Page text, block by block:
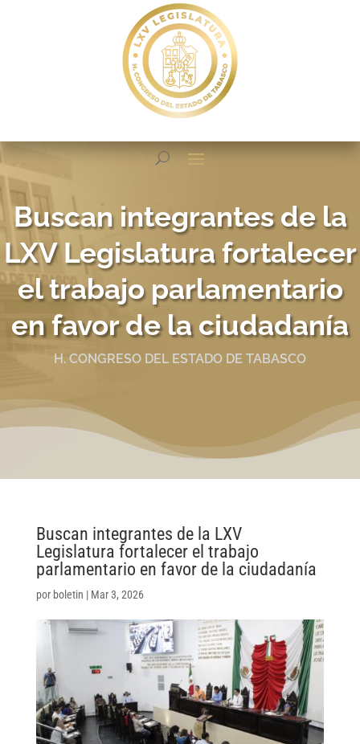
Buscan integrantes de la
LXV Legislatura fortalecer
el trabajo parlamentario
en favor de la ciudadanía
H. CONGRESO DEL ESTADO DE TABASCO
Buscan integrantes de la LXV
Legislatura fortalecer el trabajo
parlamentario en favor de la ciudadanía
por boletin | Mar 3, 2026